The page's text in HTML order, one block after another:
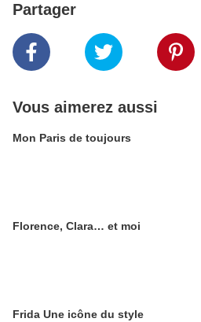
Partager
Vous aimerez aussi
Mon Paris de toujours
Florence, Clara… et moi
Frida Une icône du style